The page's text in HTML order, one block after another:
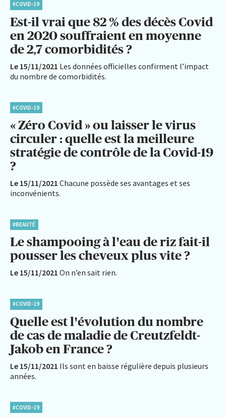
#COVID-19
Est-il vrai que 82 % des décès Covid
en 2020 souffraient en moyenne
de 2,7 comorbidités ?
Le 15/11/2021 Les données officielles confirment l’impact
du nombre de comorbidités.
#COVID-19
« Zéro Covid » ou laisser le virus
circuler : quelle est la meilleure
stratégie de contrôle de la Covid-19
?
Le 15/11/2021 Chacune possède ses avantages et ses
inconvénients.
#BEAUTÉ
Le shampooing à l’eau de riz fait-il
pousser les cheveux plus vite ?
Le 15/11/2021 On n’en sait rien.
#COVID-19
Quelle est l’évolution du nombre
de cas de maladie de Creutzfeldt-
Jakob en France ?
Le 15/11/2021 Ils sont en baisse régulière depuis plusieurs
années.
#COVID-19